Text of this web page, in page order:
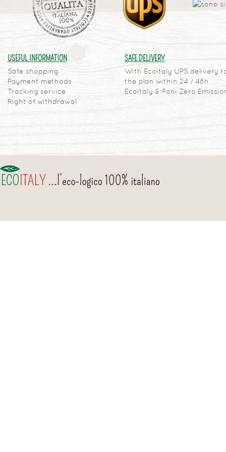
USEFUL INFORMATION
Safe shopping
Payment methods
Tracking service
Right of withdrawal
SAFE DELIVERY
With Ecoitaly UPS delivery
the plan within 24 / 48h
Ecoitaly & Poni Zero